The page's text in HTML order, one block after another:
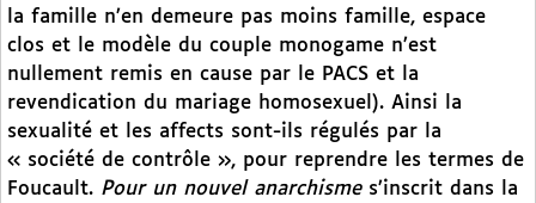
la famille n’en demeure pas moins famille, espace
clos et le modèle du couple monogame n’est
nullement remis en cause par le PACS et la
revendication du mariage homosexuel). Ainsi la
sexualité et les affects sont-ils régulés par la
« société de contrôle », pour reprendre les termes de
Foucault. Pour un nouvel anarchismes’inscrit dans la